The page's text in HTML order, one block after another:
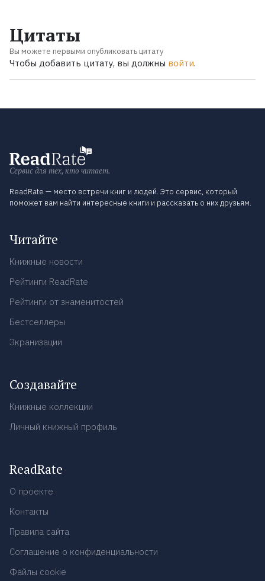
Цитаты
Вы можете первыми опубликовать цитату
Чтобы добавить цитату, вы должны войти.
Сервис для тех, кто читает.
ReadRate — место встречи книг и людей. Это сервис, который
поможет вам найти интересные книги и рассказать о них друзьям.
Читайте
Книжные новости
Рейтинги ReadRate
Рейтинги от знаменитостей
Бестселлеры
Экранизации
Создавайте
Книжные коллекции
Личный книжный профиль
ReadRate
О проекте
Контакты
Правила сайта
Соглашение о конфиденциальности
Файлы cookie